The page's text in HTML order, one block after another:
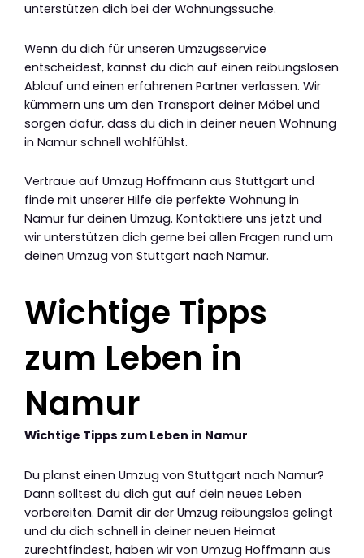
unterstützen dich bei der Wohnungssuche.
Wenn du dich für unseren Umzugsservice
entscheidest, kannst du dich auf einen reibungslosen
Ablauf und einen erfahrenen Partner verlassen. Wir
kümmern uns um den Transport deiner Möbel und
sorgen dafür, dass du dich in deiner neuen Wohnung
in Namur schnell wohlfühlst.
Vertraue auf Umzug Hoffmann aus Stuttgart und
finde mit unserer Hilfe die perfekte Wohnung in
Namur für deinen Umzug. Kontaktiere uns jetzt und
wir unterstützen dich gerne bei allen Fragen rund um
deinen Umzug von Stuttgart nach Namur.
Wichtige Tipps
zum Leben in
Namur
Wichtige Tipps zum Leben in Namur
Du planst einen Umzug von Stuttgart nach Namur?
Dann solltest du dich gut auf dein neues Leben
vorbereiten. Damit dir der Umzug reibungslos gelingt
und du dich schnell in deiner neuen Heimat
zurechtfindest, haben wir von Umzug Hoffmann aus